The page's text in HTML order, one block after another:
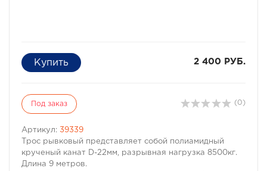
2 400 РУБ.
Под заказ (0)
Артикул: 39339
Трос рывковый представляет собой полиамидный
крученый канат D-22мм, разрывная нагрузка 8500кг.
Длина 9 метров.